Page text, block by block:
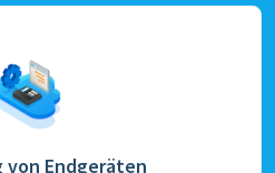
von Endgeräten